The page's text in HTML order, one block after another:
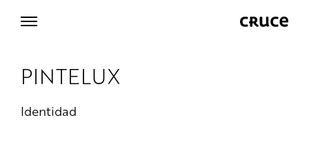
PINTELUX
Identidad